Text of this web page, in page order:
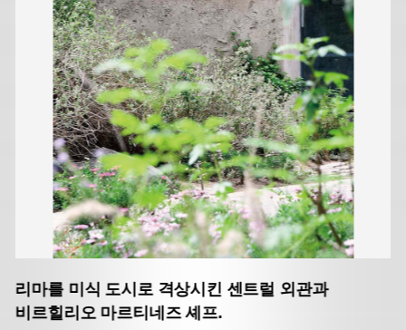
리마를 미식 도시로 격상시킨 센트럴 외관과
비르힐리오 마르티네즈 셰프.